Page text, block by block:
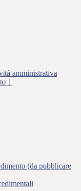
amministrativa
1
(da pubblicare